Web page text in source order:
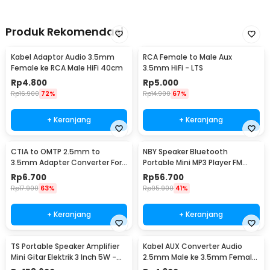
Produk Rekomendasi
Kabel Adaptor Audio 3.5mm
Female ke RCA Male HiFi 40cm
Rp4.800
Rp16.900 72%
+ Keranjang
RCA Female to Male Aux
3.5mm HiFi - LTS
Rp5.000
Rp14.900 67%
+ Keranjang
CTIA to OMTP 2.5mm to
3.5mm Adapter Converter For
Sony HTC Earphones
Rp6.700
Rp17.900 63%
+ Keranjang
NBY Speaker Bluetooth
Portable Mini MP3 Player FM
Radio 3W - TD-V26
Rp56.700
Rp95.900 41%
+ Keranjang
TS Portable Speaker Amplifier
Mini Gitar Elektrik 3 Inch 5W -
MA-5
Kabel AUX Converter Audio
2.5mm Male ke 3.5mm Female
L Shape HiFi 20cm - L44